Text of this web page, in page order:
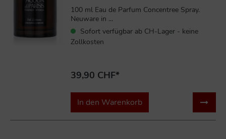
100 ml Eau de Parfum Concentree Spray.
Neuware in ...
Sofort verfügbar ab CH-Lager - keine
Zollkosten
39,90 CHF*
In den Warenkorb